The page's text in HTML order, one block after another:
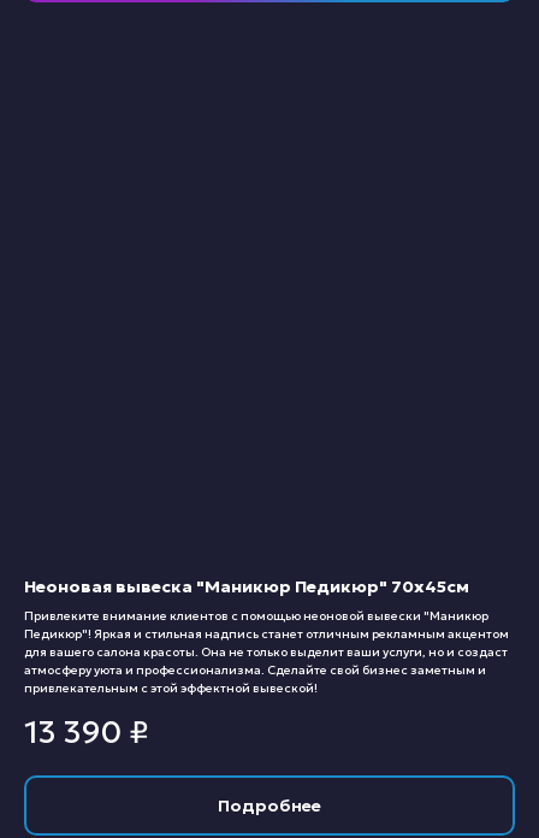
Неоновая вывеска "Маникюр Педикюр" 70х45см
Привлеките внимание клиентов с помощью неоновой вывески "Маникюр
Педикюр"! Яркая и стильная надпись станет отличным рекламным акцентом
для вашего салона красоты. Она не только выделит ваши услуги, но и создаст
атмосферу уюта и профессионализма. Сделайте свой бизнес заметным и
привлекательным с этой эффектной вывеской!
13 390 ₽
Подробнее